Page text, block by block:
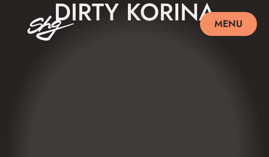
MENU
DIRTY KORINA